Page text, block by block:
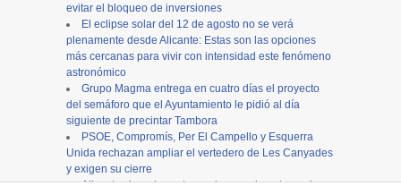
evitar el bloqueo de inversiones
El eclipse solar del 12 de agosto no se verá
plenamente desde Alicante: Estas son las opciones
más cercanas para vivir con intensidad este fenómeno
astronómico
Grupo Magma entrega en cuatro días el proyecto
del semáforo que el Ayuntamiento le pidió al día
siguiente de precintar Tambora
PSOE, Compromís, Per El Campello y Esquerra
Unida rechazan ampliar el vertedero de Les Canyades
y exigen su cierre